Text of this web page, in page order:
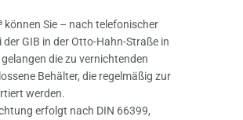
können Sie – nach telefonischer
GIB in der Otto-Hahn-Straße in
die zu vernichtenden
Behälter, die regelmäßig zur
werden.
erfolgt nach DIN 66399,